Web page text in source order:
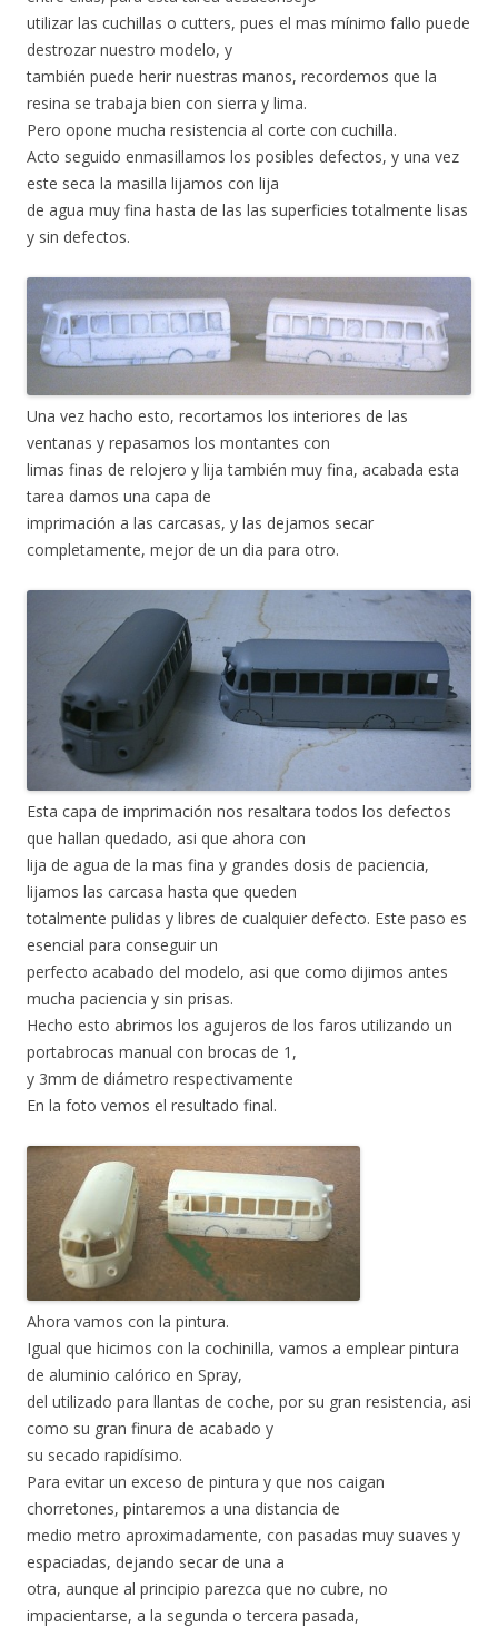
utilizar las cuchillas o cutters, pues el mas mínimo fallo puede
destrozar nuestro modelo, y
también puede herir nuestras manos, recordemos que la
resina se trabaja bien con sierra y lima.
Pero opone mucha resistencia al corte con cuchilla.
Acto seguido enmasillamos los posibles defectos, y una vez
este seca la masilla lijamos con lija
de agua muy fina hasta de las las superficies totalmente lisas
y sin defectos.
Una vez hacho esto, recortamos los interiores de las
ventanas y repasamos los montantes con
limas finas de relojero y lija también muy fina, acabada esta
tarea damos una capa de
imprimación a las carcasas, y las dejamos secar
completamente, mejor de un dia para otro.
Esta capa de imprimación nos resaltara todos los defectos
que hallan quedado, asi que ahora con
lija de agua de la mas fina y grandes dosis de paciencia,
lijamos las carcasa hasta que queden
totalmente pulidas y libres de cualquier defecto. Este paso es
esencial para conseguir un
perfecto acabado del modelo, asi que como dijimos antes
mucha paciencia y sin prisas.
Hecho esto abrimos los agujeros de los faros utilizando un
portabrocas manual con brocas de 1,
y 3mm de diámetro respectivamente
En la foto vemos el resultado final.
Ahora vamos con la pintura.
Igual que hicimos con la cochinilla, vamos a emplear pintura
de aluminio calórico en Spray,
del utilizado para llantas de coche, por su gran resistencia, asi
como su gran finura de acabado y
su secado rapidísimo.
Para evitar un exceso de pintura y que nos caigan
chorretones, pintaremos a una distancia de
medio metro aproximadamente, con pasadas muy suaves y
espaciadas, dejando secar de una a
otra, aunque al principio parezca que no cubre, no
impacientarse, a la segunda o tercera pasada,